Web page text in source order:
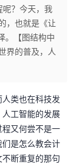
呢？今天，我
，也就是《让
。【图结构中
界的普及，人
类也在科技发
工智能的发展
又何尝不是一
是怎么教会计
不断重复的那句